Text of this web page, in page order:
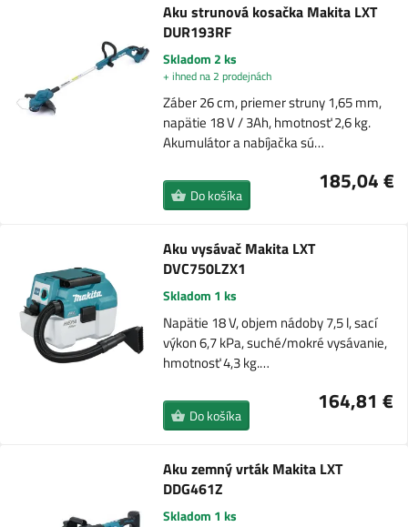
Aku strunová kosačka Makita LXT
DUR193RF
Skladom 2 ks
+ ihned na 2 prodejnách
Záber 26 cm, priemer struny 1,65 mm,
napätie 18 V / 3Ah, hmotnosť 2,6 kg.
Akumulátor a nabíjačka sú…
185,04 €
Do košíka
Aku vysávač Makita LXT
DVC750LZX1
Skladom 1 ks
Napätie 18 V, objem nádoby 7,5 l, sací
výkon 6,7 kPa, suché/mokré vysávanie,
hmotnosť 4,3 kg.…
164,81 €
Do košíka
Aku zemný vrták Makita LXT
DDG461Z
Skladom 1 ks